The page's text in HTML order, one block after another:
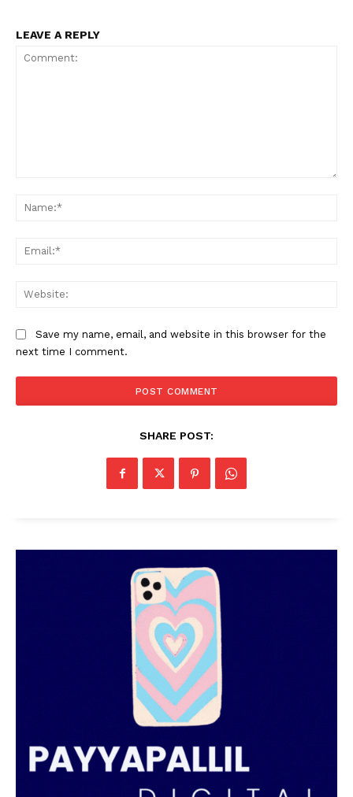
LEAVE A REPLY
Save my name, email, and website in this browser for the
next time I comment.
SHARE POST: